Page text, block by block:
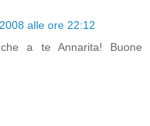
alle ore 22:12
a te Annarita! Buone